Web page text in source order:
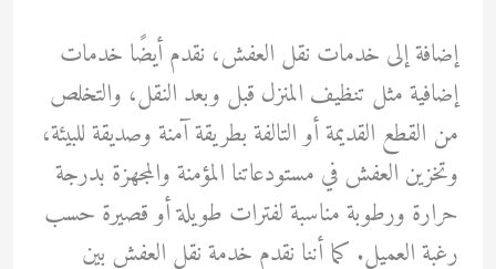
إضافة إلى خدمات نقل العفش، نقدم أيضًا خدمات
إضافية مثل تنظيف المنزل قبل وبعد النقل، والتخلص
من القطع القديمة أو التالفة بطريقة آمنة وصديقة للبيئة،
وتخزين العفش في مستودعاتنا المؤمنة والمجهزة بدرجة
حرارة ورطوبة مناسبة لفترات طويلة أو قصيرة حسب
رغبة العميل. كما أننا نقدم خدمة نقل العفش بين